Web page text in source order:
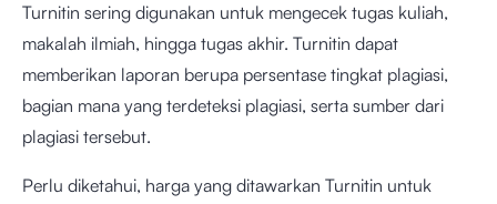
Turnitin sering digunakan untuk mengecek tugas kuliah,
makalah ilmiah, hingga tugas akhir. Turnitin dapat
memberikan laporan berupa persentase tingkat plagiasi,
bagian mana yang terdeteksi plagiasi, serta sumber dari
plagiasi tersebut.
Perlu diketahui, harga yang ditawarkan Turnitin untuk